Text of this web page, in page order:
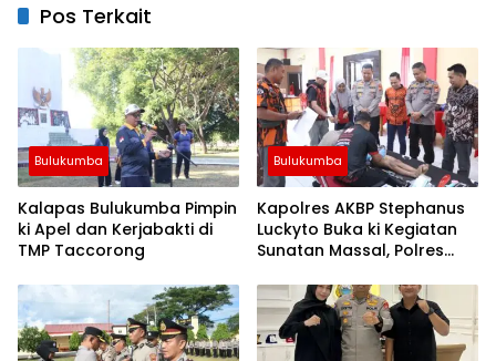
Pos Terkait
Bulukumba
Kalapas Bulukumba Pimpin
ki Apel dan Kerjabakti di
TMP Taccorong
Bulukumba
Kapolres AKBP Stephanus
Luckyto Buka ki Kegiatan
Sunatan Massal, Polres
dengan Pemuda Pancasila